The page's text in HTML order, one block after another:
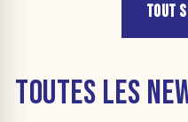
TOUT
TOUTES LES